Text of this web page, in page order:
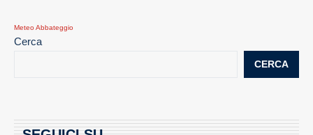
Meteo Abbateggio
Cerca
CERCA